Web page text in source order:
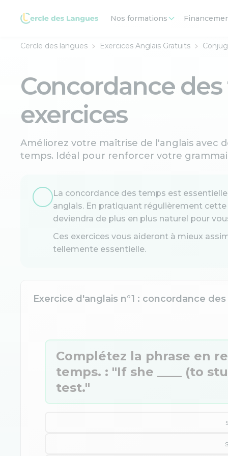
Nos formations
Cercle des langues Exercices Anglais Gratuits
Concordance
exercices
Améliorez votre maîtrise de l'anglais avec
temps. Idéal pour renforcer votre
La concordance des temps est
anglais. En pratiquant régulièrement
deviendra de plus en plus naturel pour
Ces exercices vous aideront à mieux
tellemente essentielle.
Exercice d'anglais n°1 : concordance
Complétez la phrase en
temps. : "If she ____ (to
test."